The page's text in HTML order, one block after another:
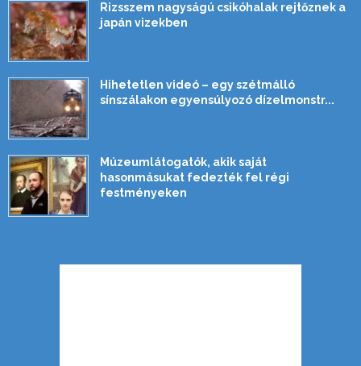
Rizsszem nagyságú csikóhalak rejtőznek a
japán vizekben
Hihetetlen videó – egy szétmálló
sínszálakon egyensúlyozó dízelmonstr...
Múzeumlátogatók, akik saját
hasonmásukat fedezték fel régi
festményeken